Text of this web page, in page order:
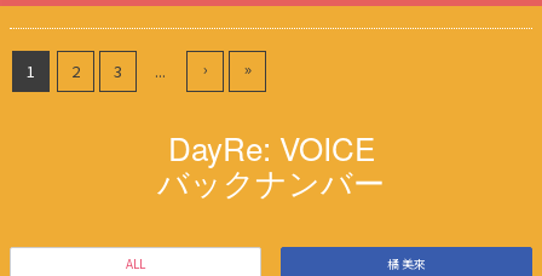
1 2 3 ... › »
DayRe: VOICE
バックナンバー
ALL 橘 美來